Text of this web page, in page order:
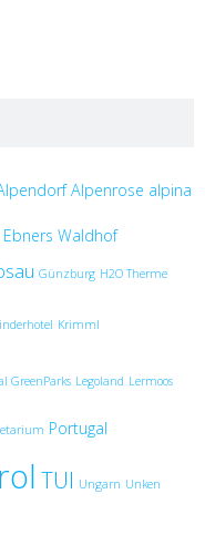
Alpenrose alpina
Ebners Waldhof
Günzburg H2O Therme
Krimml
GreenParks Legoland Lermoos
Portugal
TUI Ungarn Unken